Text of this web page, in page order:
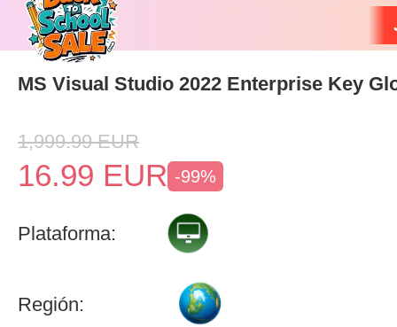
MS Visual Studio 2022 Enterprise Key
1,999.99 EUR
16.99 EUR -99%
Plataforma:
Región: